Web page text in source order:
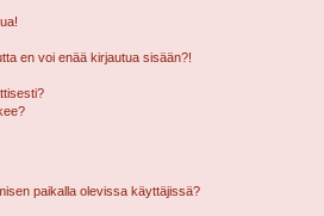
en voi enää kirjautua sisään?!
paikalla olevissa käyttäjissä?